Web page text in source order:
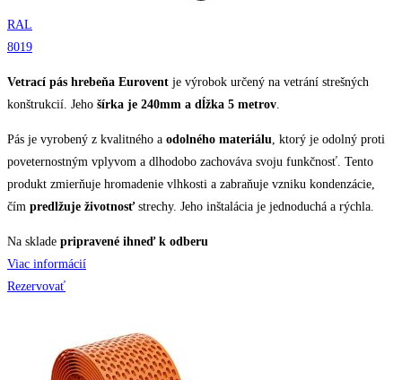
RAL
8019
Vetrací pás hrebeňa Eurovent je výrobok určený na vetrání strešných
konštrukcií. Jeho šírka je 240mm a dĺžka 5 metrov.
Pás je vyrobený z kvalitného a odolného materiálu, ktorý je odolný proti
poveternostným vplyvom a dlhodobo zachováva svoju funkčnosť. Tento
produkt zmierňuje hromadenie vlhkosti a zabraňuje vzniku kondenzácie,
čím predlžuje životnosťstrechy. Jeho inštalácia je jednoduchá a rýchla.
Na sklade pripravené ihneď k odberu
Viac informácií
Rezervovať